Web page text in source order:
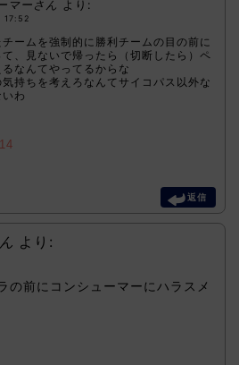
マーさん より:
17:52
ームを強制的に勝利チームの目の前に
、見ないで帰ったら（切断したら）ペ
なんてやってるからな
持ちを考えろなんてサイコパス以外な
わ
返信
より:
の前にコンシューマーにハラスメ